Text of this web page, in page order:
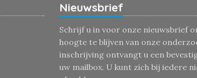
Nieuwsbrief
Schrijf u in voor onze nieuwsbrief
hoogte te blijven van onze
inschrijving ontvangt u een
uw mailbox. U kunt zich bij iedere